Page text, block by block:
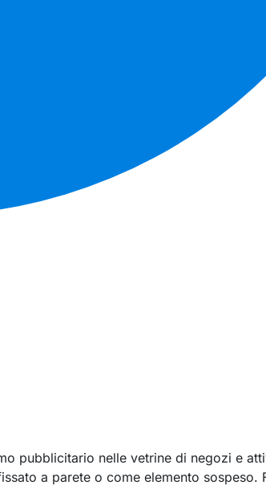
pubblicitario nelle vetrine di negozi e
a parete o come elemento sospeso.